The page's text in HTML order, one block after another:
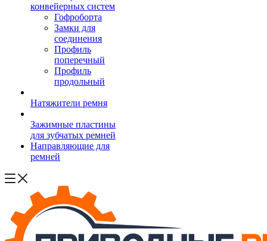
конвейерных систем
Гофроборта
Замки для
соединения
Профиль
поперечный
Профиль
продольный
Натяжители ремня
Зажимные пластины
для зубчатых ремней
Направляющие для
ремней